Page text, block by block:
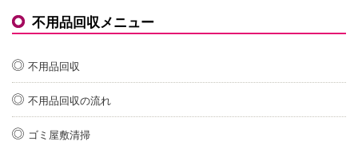
不用品回収メニュー
不用品回収
不用品回収の流れ
ゴミ屋敷清掃